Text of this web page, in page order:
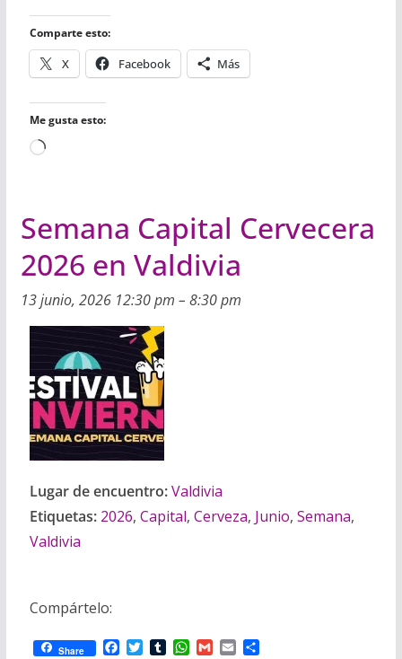
Comparte esto:
X Facebook Más
Me gusta esto:
Cargando...
Semana Capital Cervecera
2026 en Valdivia
13 junio, 2026 12:30 pm – 8:30 pm
Lugar de encuentro:Valdivia
Etiquetas: 2026, Capital, Cerveza, Junio, Semana,
Valdivia
Compártelo:
Share
F
T
T
W G
E
C